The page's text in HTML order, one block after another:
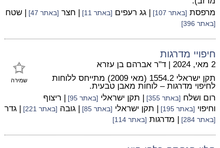
מרפסת [באתר 107] | גג רעפים [באתר 11] | חצר [באתר 47] | שטח
[באתר 396]
חיפויי מדרגות
שמירה
2 מאי, 2024 | ד"ר אברהם בן עזרא
תקן ישראלי 1554.2 (מאי 2009) מתייחס ללוחות
לחיפוי מדרגות – לוחות מאבן טבעית.
רום ושלח [באתר 355] | תקן ישראלי [באתר 95]
| ריצוף
וחיפוי [באתר 195] | תקן ישראלי [באתר 85] | גובה [באתר 221] | גדר
[באתר 284] | מדרגות [באתר 114]